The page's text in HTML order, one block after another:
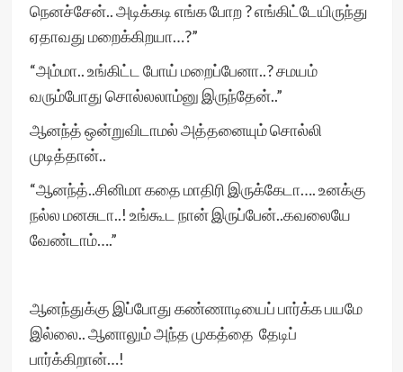
நெனச்சேன்.. அடிக்கடி எங்க போற ? எங்கிட்டேயிருந்து
ஏதாவது மறைக்கிறயா…?”
“அம்மா.. உங்கிட்ட போய் மறைப்பேனா..? சமயம்
வரும்போது சொல்லலாம்னு இருந்தேன்..”
ஆனந்த் ஒன்றுவிடாமல் அத்தனையும் சொல்லி
முடித்தான்..
“ஆனந்த்..சினிமா கதை மாதிரி இருக்கேடா…. உனக்கு
நல்ல மனசுடா..! உங்கூட நான் இருப்பேன்..கவலையே
வேண்டாம்….”
ஆனந்துக்கு இப்போது கண்ணாடியைப் பார்க்க பயமே
இல்லை.. ஆனாலும் அந்த முகத்தை தேடிப்
பார்க்கிறான்…!